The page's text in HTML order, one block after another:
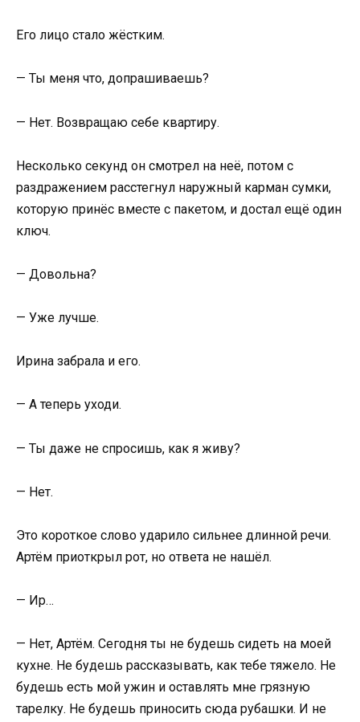
Его лицо стало жёстким.
— Ты меня что, допрашиваешь?
— Нет. Возвращаю себе квартиру.
Несколько секунд он смотрел на неё, потом с
раздражением расстегнул наружный карман сумки,
которую принёс вместе с пакетом, и достал ещё один
ключ.
— Довольна?
— Уже лучше.
Ирина забрала и его.
— А теперь уходи.
— Ты даже не спросишь, как я живу?
— Нет.
Это короткое слово ударило сильнее длинной речи.
Артём приоткрыл рот, но ответа не нашёл.
— Ир…
— Нет, Артём. Сегодня ты не будешь сидеть на моей
кухне. Не будешь рассказывать, как тебе тяжело. Не
будешь есть мой ужин и оставлять мне грязную
тарелку. Не будешь приносить сюда рубашки. И не